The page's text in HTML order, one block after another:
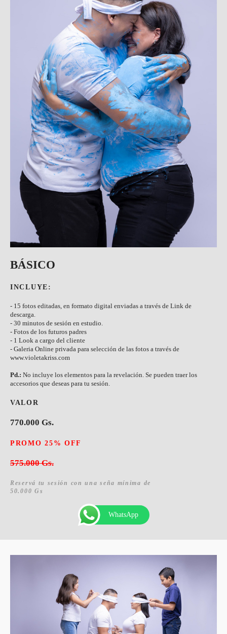
BÁSICO
INCLUYE:
- 15 fotos editadas, en formato digital enviadas a través de Link de
descarga.
- 30 minutos de sesión en estudio.
- Fotos de los futuros padres
- 1 Look a cargo del cliente
- Galeria Online privada para selección de las fotos a través de
www.violetakriss.com
Pd.: No incluye los elementos para la revelación. Se pueden traer los
accesorios que deseas para tu sesión.
VALOR
770.000 Gs.
PROMO 25% OFF
575.000 Gs.
Reservá tu sesión con una seña mínima de
50.000 Gs
WhatsApp